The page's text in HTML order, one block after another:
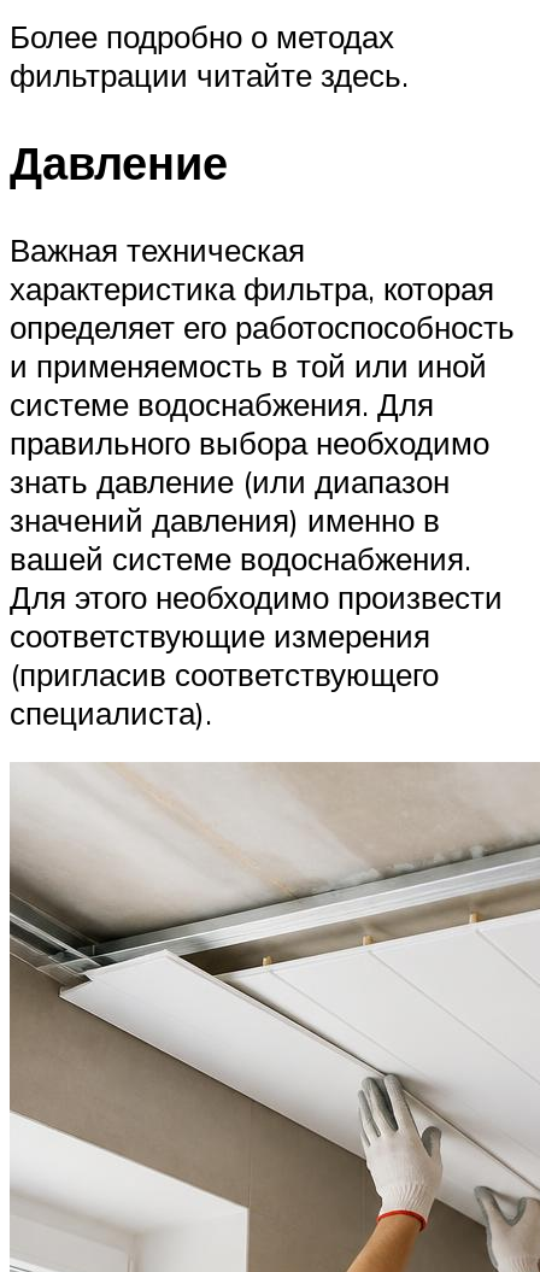
Более подробно о методах
фильтрации читайте здесь.
Давление
Важная техническая
характеристика фильтра, которая
определяет его работоспособность
и применяемость в той или иной
системе водоснабжения. Для
правильного выбора необходимо
знать давление (или диапазон
значений давления) именно в
вашей системе водоснабжения.
Для этого необходимо произвести
соответствующие измерения
(пригласив соответствующего
специалиста).